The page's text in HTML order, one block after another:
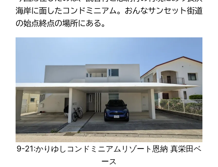
海岸に面したコンドミニアム。おんなサンセット街道
の始点終点の場所にある。
9-21:かりゆしコンドミニアムリゾート恩納 真栄田ベ
ース